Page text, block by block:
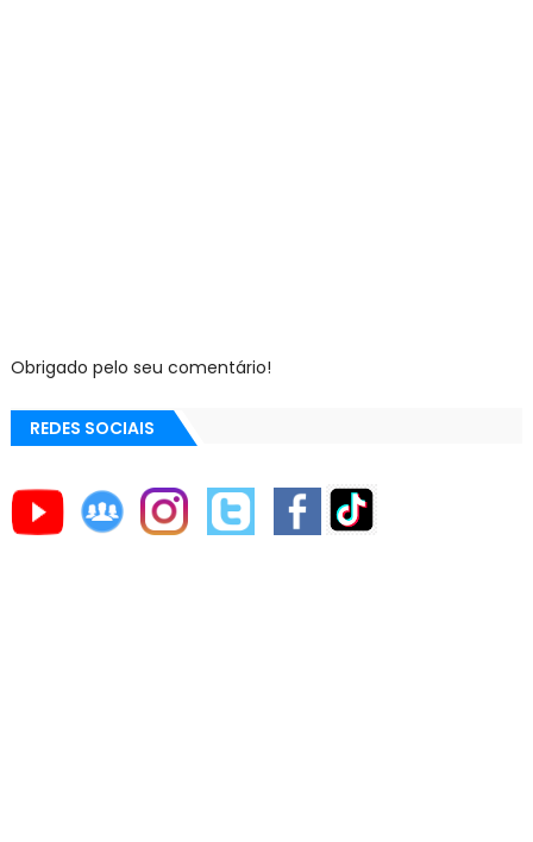
Obrigado pelo seu comentário!
REDES SOCIAIS